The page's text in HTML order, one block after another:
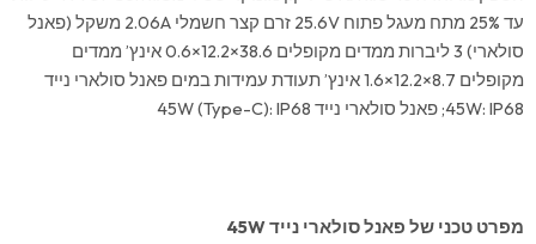
עד 25% מתח מעגל פתוח 25.6V זרם קצר חשמלי 2.06A משקל (פאנל
סולארי) 3 ליברות ממדים מקופלים 38.6×12.2×0.6 אינץ’ ממדים
מקופלים 8.7×12.2×1.6 אינץ’ תעודת עמידות במים פאנל סולארי נייד
45W: IP68; פאנל סולארי נייד 45W (Type-C): IP68
מפרט טכני של פאנל סולארי נייד 45W